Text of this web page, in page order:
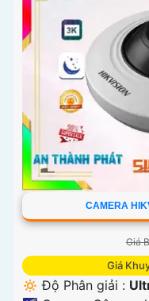
CAMERA
Giá
Giá
🔅 Độ Phân giải :